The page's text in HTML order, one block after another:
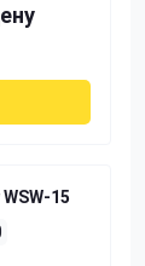
15